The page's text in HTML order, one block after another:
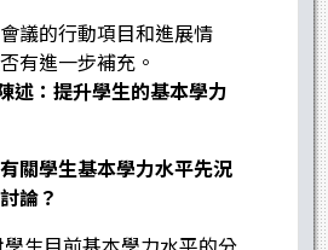
議的行動項目和進展情
有進一步補充。
述：提升學生的基本學力
關學生基本學力水平先況
論？